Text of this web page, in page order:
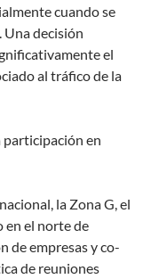
cuando se
Una decisión
el
al tráfico de la
participación en
la Zona G, el
en el norte de
de empresas y co-
de reuniones